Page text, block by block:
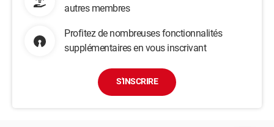
autres membres
Profitez de nombreuses fonctionnalités
supplémentaires en vous inscrivant
S'INSCRIRE